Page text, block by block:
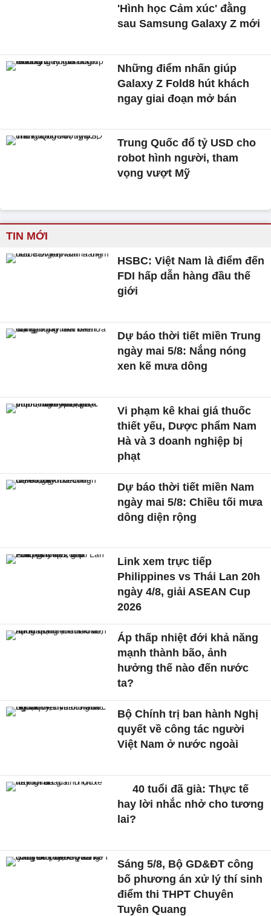
'Hình học Cảm xúc' đằng
sau Samsung Galaxy Z mới
Những điểm nhấn giúp
Galaxy Z Fold8 hút khách
ngay giai đoạn mở bán
Trung Quốc đổ tỷ USD cho
robot hình người, tham
vọng vượt Mỹ
TIN MỚI
HSBC: Việt Nam là điểm đến
FDI hấp dẫn hàng đầu thế
giới
Dự báo thời tiết miền Trung
ngày mai 5/8: Nắng nóng
xen kẽ mưa dông
Vi phạm kê khai giá thuốc
thiết yếu, Dược phẩm Nam
Hà và 3 doanh nghiệp bị
phạt
Dự báo thời tiết miền Nam
ngày mai 5/8: Chiều tối mưa
dông diện rộng
Link xem trực tiếp
Philippines vs Thái Lan 20h
ngày 4/8, giải ASEAN Cup
2026
Áp thấp nhiệt đới khả năng
mạnh thành bão, ảnh
hưởng thế nào đến nước
ta?
Bộ Chính trị ban hành Nghị
quyết về công tác người
Việt Nam ở nước ngoài
40 tuổi đã già: Thực tế
hay lời nhắc nhở cho tương
lai?
Sáng 5/8, Bộ GD&ĐT công
bố phương án xử lý thí sinh
điểm thi THPT Chuyên
Tuyên Quang